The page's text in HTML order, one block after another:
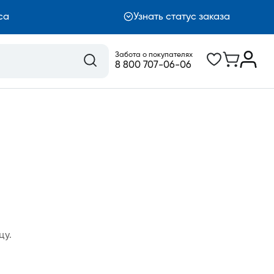
Узнать статус заказа
Забота о покупателях
8 800 707-06-06